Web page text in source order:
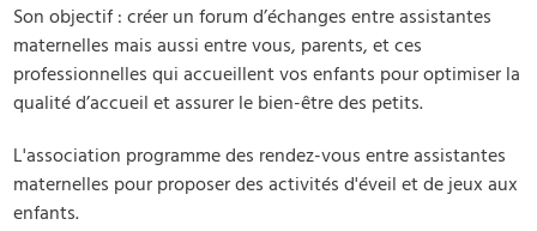
Son objectif : créer un forum d’échanges entre assistantes
maternelles mais aussi entre vous, parents, et ces
professionnelles qui accueillent vos enfants pour optimiser la
qualité d’accueil et assurer le bien-être des petits.
L'association programme des rendez-vous entre assistantes
maternelles pour proposer des activités d'éveil et de jeux aux
enfants.